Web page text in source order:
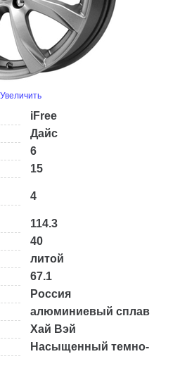
Увеличить
iFree
Дайс
6
15
4
114.3
40
литой
67.1
Россия
алюминиевый сплав
Хай Вэй
Насыщенный темно-